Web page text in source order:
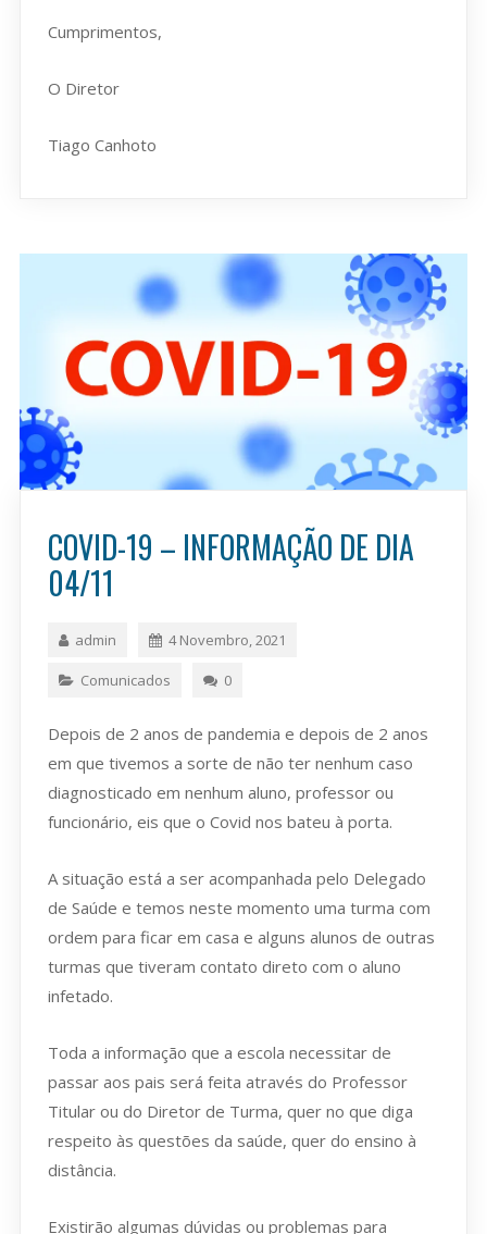
Cumprimentos,
O Diretor
Tiago Canhoto
COVID-19 – INFORMAÇÃO DE DIA
04/11
admin 4 Novembro, 2021
Comunicados 0
Depois de 2 anos de pandemia e depois de 2 anos
em que tivemos a sorte de não ter nenhum caso
diagnosticado em nenhum aluno, professor ou
funcionário, eis que o Covid nos bateu à porta.
A situação está a ser acompanhada pelo Delegado
de Saúde e temos neste momento uma turma com
ordem para ficar em casa e alguns alunos de outras
turmas que tiveram contato direto com o aluno
infetado.
Toda a informação que a escola necessitar de
passar aos pais será feita através do Professor
Titular ou do Diretor de Turma, quer no que diga
respeito às questões da saúde, quer do ensino à
distância.
Existirão algumas dúvidas ou problemas para